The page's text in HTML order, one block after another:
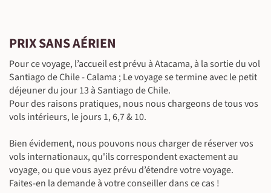
©
PRIX SANS AÉRIEN
Pour ce voyage, l’accueil est prévu à Atacama, à la sortie du vol
Santiago de Chile - Calama ; Le voyage se termine avec le petit
déjeuner du jour 13 à Santiago de Chile.
Pour des raisons pratiques, nous nous chargeons de tous vos
vols intérieurs, le jours 1, 6,7 & 10.
Bien évidement, nous pouvons nous charger de réserver vos
vols internationaux, qu'ils correspondent exactement au
voyage, ou que vous ayez prévu d’étendre votre voyage.
Faites-en la demande à votre conseiller dans ce cas !